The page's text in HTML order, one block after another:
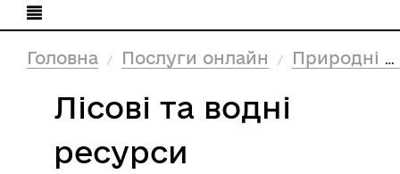
Головна Послуги онлайн Природні ресурси та екологія
Лісові та водні
ресурси